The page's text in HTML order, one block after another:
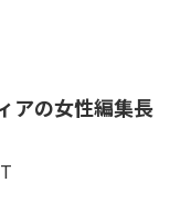
アの女性編集長